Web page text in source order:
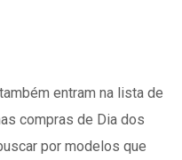
entram na lista de
compras de Dia dos
por modelos que